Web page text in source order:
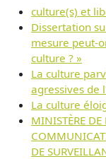
culture(s) et
Dissertation
mesure peut-
culture ? »
La culture
agressives de
La culture
MINISTÈRE DE
DE